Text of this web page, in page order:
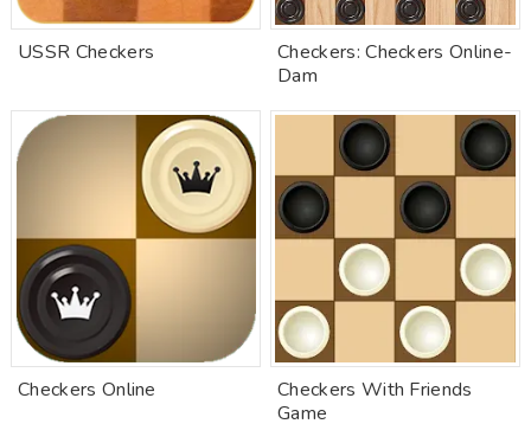
USSR Checkers
Checkers: Checkers Online-
Dam
Checkers Online
Checkers With Friends
Game